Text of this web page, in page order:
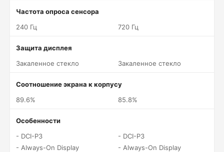
Частота опроса сенсора
240 Гц
720 Гц
Защита дисплея
Закаленное стекло
Закаленное стекло
Соотношение экрана к корпусу
89.6%
85.8%
Особенности
- DCI-P3
- Always-On Display
- DCI-P3
- Always-On Display